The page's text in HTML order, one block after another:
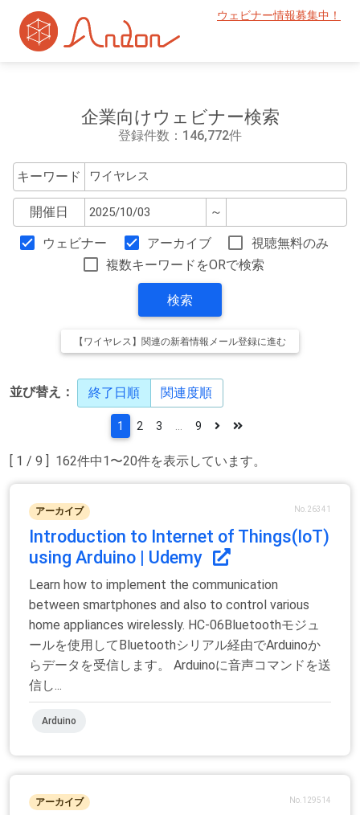
ウェビナー情報募集中！
企業向けウェビナー検索
登録件数：146,772件
キーワード
開催日 ～
ウェビナー アーカイブ
視聴無料のみ
複数キーワードをORで検索
検索
【ワイヤレス】関連の新着情報メール登録に進む
並び替え： 終了日順 関連度順
[ 1 / 9 ] 162件中1〜20件を表示しています。
1 2 3 9
アーカイブ No.26341
Introduction to Internet of Things(IoT)
using Arduino | Udemy
Learn how to implement the communication
between smartphones and also to control various
home appliances wirelessly. HC-06Bluetoothモジュ
ールを使用してBluetoothシリアル経由でArduinoか
らデータを受信します。 Arduinoに音声コマンドを送
信し...
Arduino
アーカイブ No.129514